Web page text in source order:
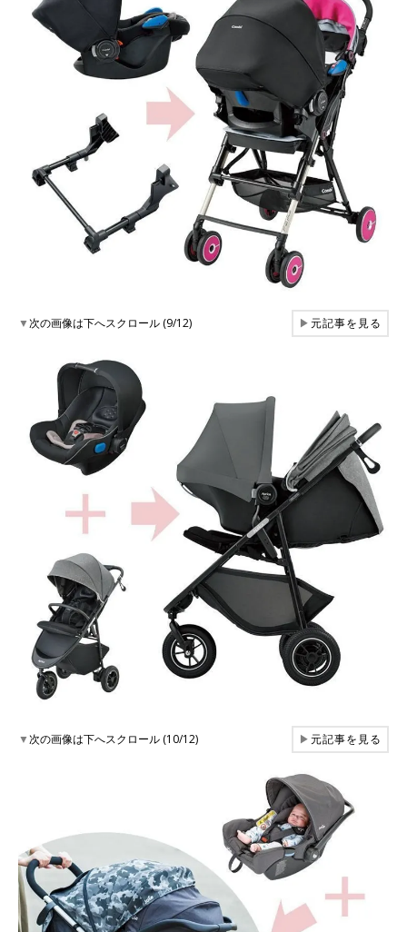
▼次の画像は下へスクロール (9/12) ▶元記事を見る
▼次の画像は下へスクロール (10/12) ▶元記事を見る